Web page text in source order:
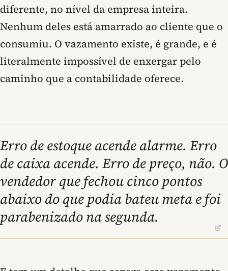
diferente, no nível da empresa inteira.
Nenhum deles está amarrado ao cliente que o
consumiu. O vazamento existe, é grande, e é
literalmente impossível de enxergar pelo
caminho que a contabilidade oferece.
Erro de estoque acende alarme. Erro
de caixa acende. Erro de preço, não. O
vendedor que fechou cinco pontos
abaixo do que podia bateu meta e foi
parabenizado na segunda.